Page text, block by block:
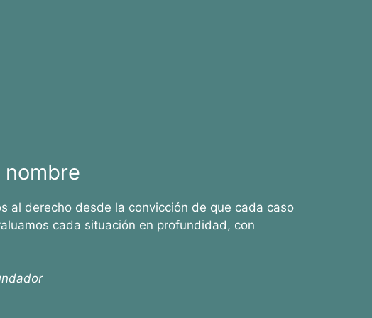
al derecho desde la convicción de que cada caso
cada situación en profundidad, con